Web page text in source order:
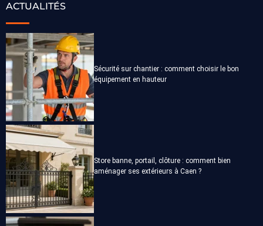
ACTUALITÉS
Sécurité sur chantier : comment choisir le bon
équipement en hauteur
Store banne, portail, clôture : comment bien
aménager ses extérieurs à Caen ?